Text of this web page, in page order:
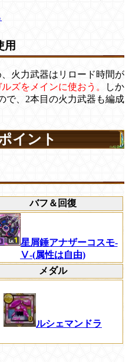
用
火力武器はリロード時間が
ズをメインに使おう。
しか
で、2本目の火力武器も編成
イント
バフ＆回復
星屑錘アナザーコスモ-
Ⅴ-(属性は自由)
メダル
ルシェマンドラ